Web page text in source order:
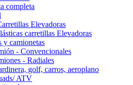
completa
Elevadoras
carretillas Elevadoras
y camionetas
- Convencionales
- Radiales
golf, carros, aeroplano
ATV